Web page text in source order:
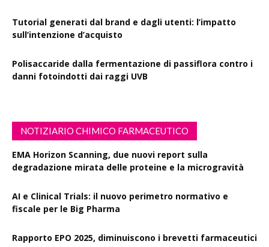
Tutorial generati dal brand e dagli utenti: l’impatto
sull’intenzione d’acquisto
Polisaccaride dalla fermentazione di passiflora contro i
danni fotoindotti dai raggi UVB
NOTIZIARIO CHIMICO FARMACEUTICO
EMA Horizon Scanning, due nuovi report sulla
degradazione mirata delle proteine e la microgravità
AI e Clinical Trials: il nuovo perimetro normativo e
fiscale per le Big Pharma
Rapporto EPO 2025, diminuiscono i brevetti farmaceutici